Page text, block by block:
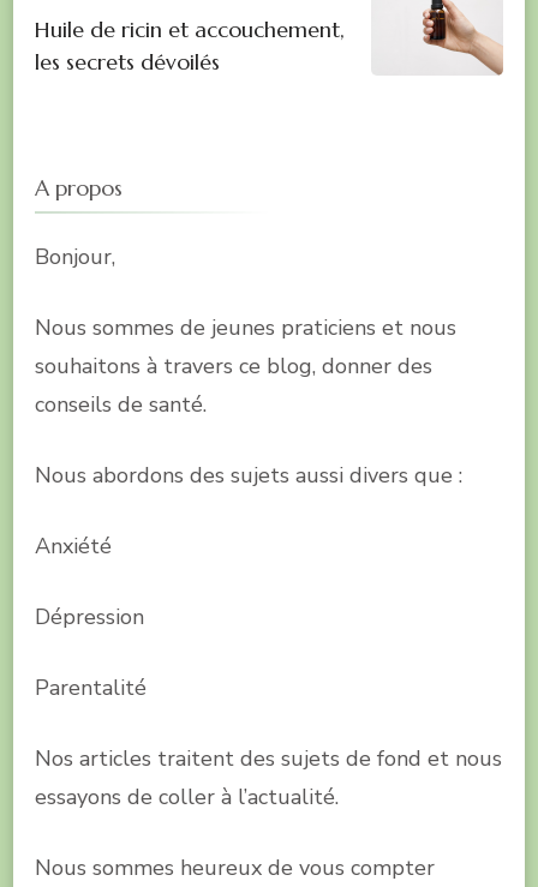
Huile de ricin et accouchement,
les secrets dévoilés
A propos
Bonjour,
Nous sommes de jeunes praticiens et nous
souhaitons à travers ce blog, donner des
conseils de santé.
Nous abordons des sujets aussi divers que :
Anxiété
Dépression
Parentalité
Nos articles traitent des sujets de fond et nous
essayons de coller à l’actualité.
Nous sommes heureux de vous compter